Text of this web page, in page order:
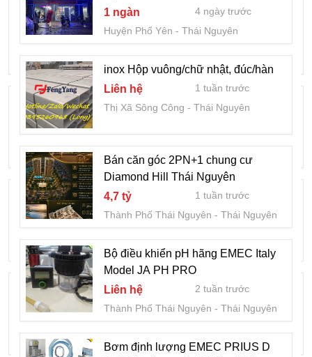
Bơm định lượng EMEC PRIUS D
005070 công suất 70 L/h tại 5 bar, phù
hợp cho nhà thầu xây dựng hồ bơi
Liên hệ
2 tuần trước
Thành Phố Thái Nguyên
Thái Nguyên
005240 có lưu lượng 240 L/h, bơm là
giải pháp lý tưởng cho các dự án xử lý
nước lớn.
Liên hệ
3 tuần trước
Thành Phố Thái Nguyên
Thái Nguyên
🌸 BẬT MÍ BÍ MẬT LÀM ĐẸP TỪ HOA
BƯỞI - NGUYÊN LIỆU VÀNG TRONG
MỸ PHẨM TỰ NHIÊN 🌸
Liên hệ
3 tuần trước
Huyện Định Hóa
Thái Nguyên
Tranh gạch 3d thuận buồm xuôi gió -
CZX68
1,2 triệu
4 tuần trước
Thành Phố Thái Nguyên
Thái Nguyên
CHINESE POOL,VẠN XUÂN ,THÁI
NGHUYÊN
1 ngàn
4 ngày trước
Huyện Phổ Yên
Thái Nguyên
inox Hộp vuông/chữ nhật, đúc/hàn
Liên hệ
1 tuần trước
Thị Xã Sông Công
Thái Nguyên
Bán căn góc 2PN+1 chung cư
Diamond Hill Thái Nguyên
4,7 tỷ
1 tuần trước
Thành Phố Thái Nguyên
Thái Nguyên
Bộ điều khiển pH hãng EMEC Italy
Model JA PH PRO
Liên hệ
2 tuần trước
Thành Phố Thái Nguyên
Thái Nguyên
Bơm định lượng EMEC PRIUS D